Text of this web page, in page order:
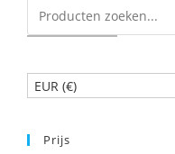
EUR (€)
Prijs